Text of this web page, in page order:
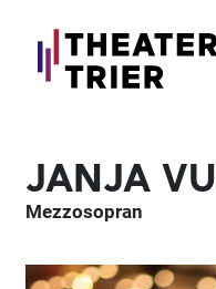
JANJA
Mezzosopran